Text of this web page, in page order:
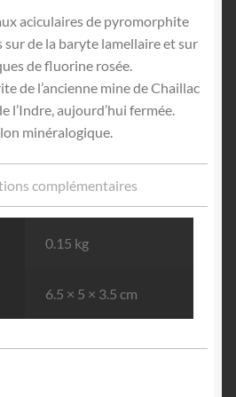
aciculaires de pyromorphite
de la baryte lamellaire et sur
de fluorine rosée.
de l’ancienne mine de Chaillac
l’Indre, aujourd’hui fermée.
minéralogique.
complémentaires
0.15 kg
6.5 × 5 × 3.5 cm